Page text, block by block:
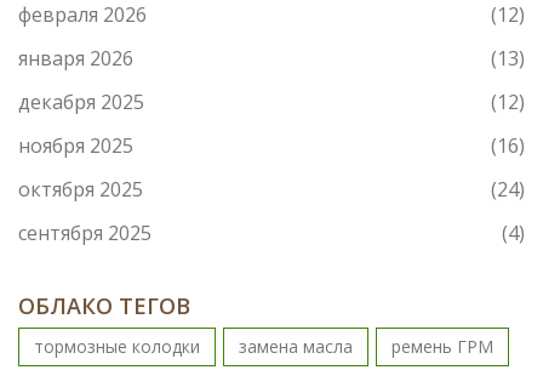
февраля 2026
(12)
января 2026
(13)
декабря 2025
(12)
ноября 2025
(16)
октября 2025
(24)
сентября 2025
(4)
ОБЛАКО ТЕГОВ
тормозные колодки замена масла
ремень ГРМ